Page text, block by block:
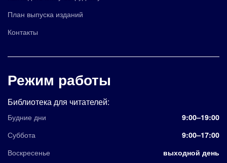
План выпуска изданий
Контакты
Режим работы
Библиотека для читателей:
Будние дни 9:00–19:00
Суббота 9:00–17:00
Воскресенье выходной день